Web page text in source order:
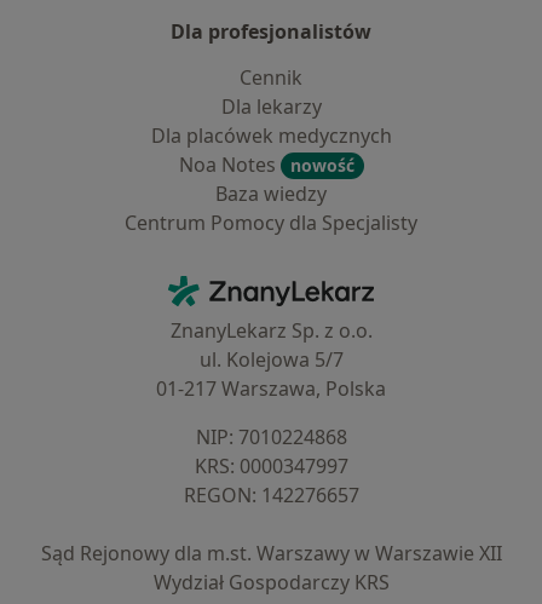
Dla profesjonalistów
Cennik
Dla lekarzy
Dla placówek medycznych
Noa Notes
nowość
Baza wiedzy
Centrum Pomocy dla Specjalisty
ZnanyLekarz - Strona główna
ZnanyLekarz Sp. z o.o.
ul. Kolejowa 5/7
01-217 Warszawa, Polska
NIP: ⁠7010224868
KRS: ⁠0000347997
REGON: ⁠142276657
Sąd Rejonowy dla m.st. Warszawy w Warszawie XII
Wydział Gospodarczy KRS